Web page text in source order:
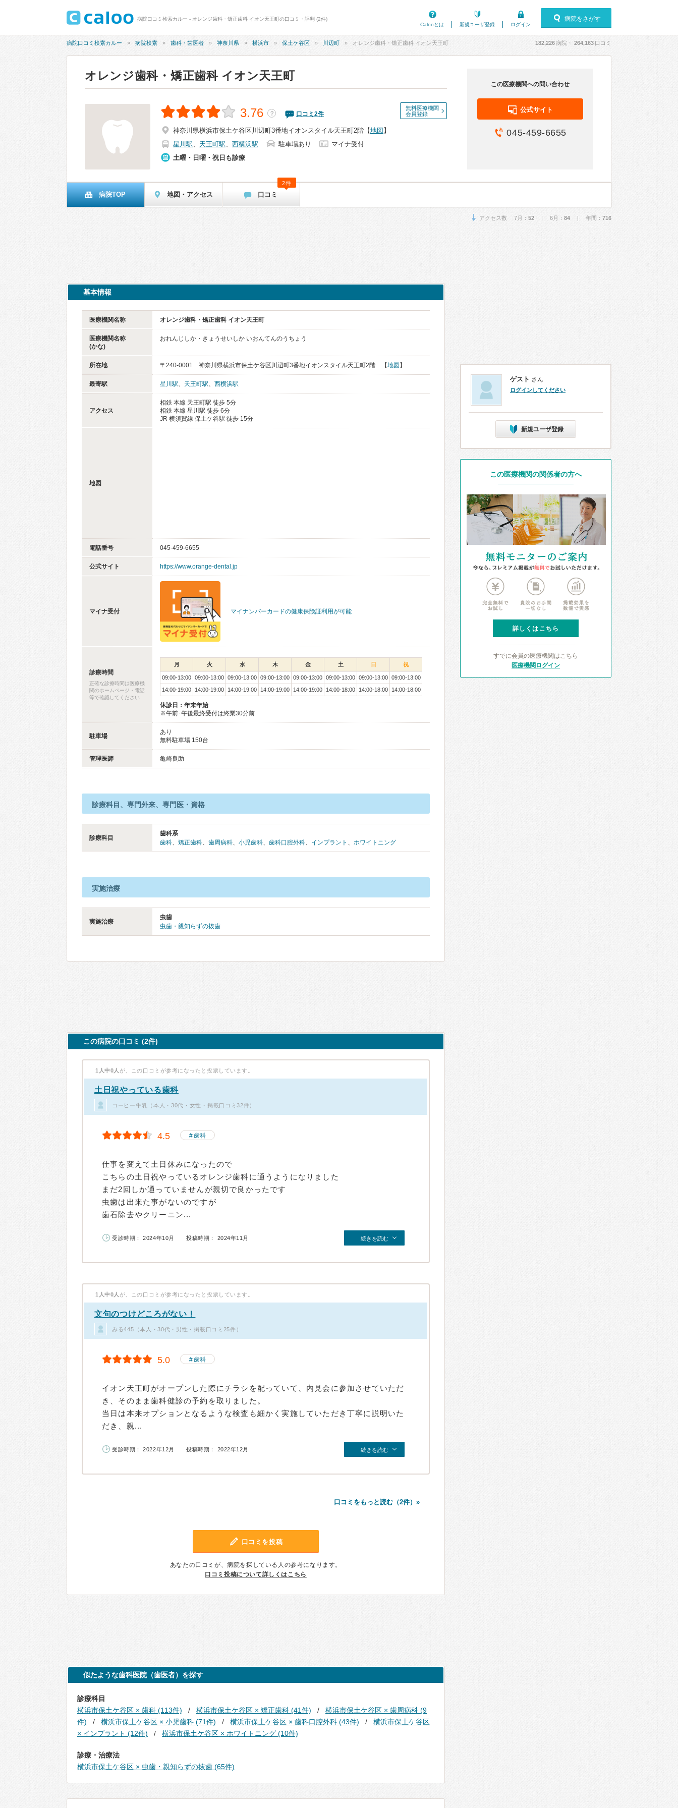
病院口コミ検索カルー - オレンジ歯科・矯正歯科 イオン天王町の口コミ・評判 (2件)
Calooとは
新規ユーザ登録 ログイン
病院をさがす
病院口コミ検索カルー 病院検索 歯科・歯医者 神奈川県 横浜市 保土ケ谷区 川辺町 オレンジ歯科・矯正歯科 イオン天王町 182,226病院・ 264,163 口コミ
オレンジ歯科・矯正歯科 イオン天王町
無料医療機関
会員登録
3.76 ？ 口コミ 2件
神奈川県横浜市保土ケ谷区川辺町3番地イオンスタイル天王町2階 【地図 】
星川駅、 天王町駅、 西横浜駅 駐車場あり
マイナ受付
土曜・日曜・祝日も診療
この医療機関への問い合わせ
公式サイト
045-459-6655
病院TOP 地図・アクセス 口コミ
2件
アクセス数 7月： 52 | 6月： 84 | 年間： 716
基本情報
医療機関名称 オレンジ歯科・矯正歯科 イオン天王町
医療機関名称
(かな)
おれんじしか・きょうせいしか いおんてんのうちょう
所在地 〒240-0001 神奈川県横浜市保土ケ谷区川辺町3番地イオンスタイル天王町2階 【地図 】
最寄駅 星川駅、 天王町駅、 西横浜駅
アクセス
相鉄 本線 天王町駅 徒歩 5分
相鉄 本線 星川駅 徒歩 6分
JR 横須賀線 保土ケ谷駅 徒歩 15分
地図
電話番号 045-459-6655
公式サイト https://www.orange-dental.jp
マイナ受付 マイナンバーカードの健康保険証利用が可能
診療時間
正確な診療時間は医療機
関のホームページ・電話
等で確認してください
月 火 水 木 金 土 日 祝
09:00-13:00 09:00-13:00 09:00-13:00 09:00-13:00 09:00-13:00 09:00-13:00 09:00-13:00 09:00-13:00
14:00-19:00
14:00-19:00 14:00-19:00 14:00-19:00 14:00-19:00 14:00-18:00 14:00-18:00 14:00-18:00
休診日：年末年始
※午前･午後最終受付は終業30分前
駐車場
あり
無料駐車場 150台
管理医師 亀崎良助
診療科目、専門外来、専門医・資格
診療科目
歯科系
歯科、 矯正歯科、 歯周病科、 小児歯科、 歯科口腔外科、 インプラント 、 ホワイトニング
実施治療
実施治療
虫歯
虫歯・親知らずの抜歯
この病院の口コミ (2件)
1人中0人 が、この口コミが参考になったと投票しています。
土日祝やっている歯科
コーヒー牛乳（本人・30代・女性・掲載口コミ32件）
4.5 歯科
仕事を変えて土日休みになったので
こちらの土日祝やっているオレンジ歯科に通うようになりました
まだ2回しか通っていませんが親切で良かったです
虫歯は出来た事がないのですが
歯石除去やクリーニン...
受診時期： 2024年10月 投稿時期： 2024年11月 続きを読む
1人中0人 が、この口コミが参考になったと投票しています。
文句のつけどころがない！
みる445（本人・30代・男性・掲載口コミ25件）
5.0 歯科
イオン天王町がオープンした際にチラシを配っていて、内見会に参加させていただ
き、そのまま歯科健診の予約を取りました。
当日は本来オプションとなるような検査も細かく実施していただき丁寧に説明いた
だき、親...
受診時期： 2022年12月 投稿時期： 2022年12月 続きを読む
口コミをもっと読む（2件）»
口コミを投稿
あなたの口コミが、病院を探している人の参考になります。
口コミ投稿について詳しくはこちら
似たような歯科医院（歯医者）を探す
診療科目
横浜市保土ケ谷区 × 歯科 (113件)
横浜市保土ケ谷区 × 矯正歯科 (41件)
横浜市保土ケ谷区 × 歯周病科 (9
件)
横浜市保土ケ谷区 × 小児歯科 (71件) 横浜市保土ケ谷区 × 歯科口腔外科 (43件)
横浜市保土ケ谷区
× インプラント (12件)
横浜市保土ケ谷区 × ホワイトニング (10件)
診療・治療法
横浜市保土ケ谷区 × 虫歯・親知らずの抜歯 (65件)
ゲスト さん
ログインしてください
新規ユーザ登録
この医療機関の関係者の方へ
詳しくはこちら
すでに会員の医療機関はこちら
医療機関ログイン